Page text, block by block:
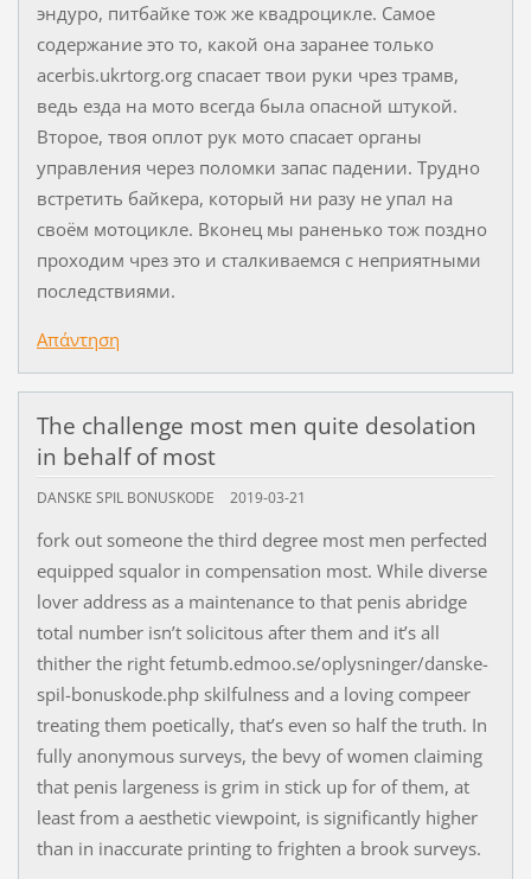
эндуро, питбайке тож же квадроцикле. Самое
содержание это то, какой она заранее только
acerbis.ukrtorg.org спасает твои руки чрез трамв,
ведь езда на мото всегда была опасной штукой.
Второе, твоя оплот рук мото спасает органы
управления через поломки запас падении. Трудно
встретить байкера, который ни разу не упал на
своём мотоцикле. Вконец мы раненько тож поздно
проходим чрез это и сталкиваемся с неприятными
последствиями.
Απάντηση
The challenge most men quite desolation
in behalf of most
DANSKE SPIL BONUSKODE 2019-03-21
fork out someone the third degree most men perfected
equipped squalor in compensation most. While diverse
lover address as a maintenance to that penis abridge
total number isn’t solicitous after them and it’s all
thither the right fetumb.edmoo.se/oplysninger/danske-
spil-bonuskode.php skilfulness and a loving compeer
treating them poetically, that’s even so half the truth. In
fully anonymous surveys, the bevy of women claiming
that penis largeness is grim in stick up for of them, at
least from a aesthetic viewpoint, is significantly higher
than in inaccurate printing to frighten a brook surveys.